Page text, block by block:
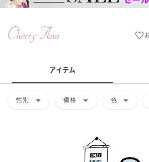
favorite_border
アイテム
性別 arrow_drop_down 価格 arrow_drop_down 色 arrow_drop_down